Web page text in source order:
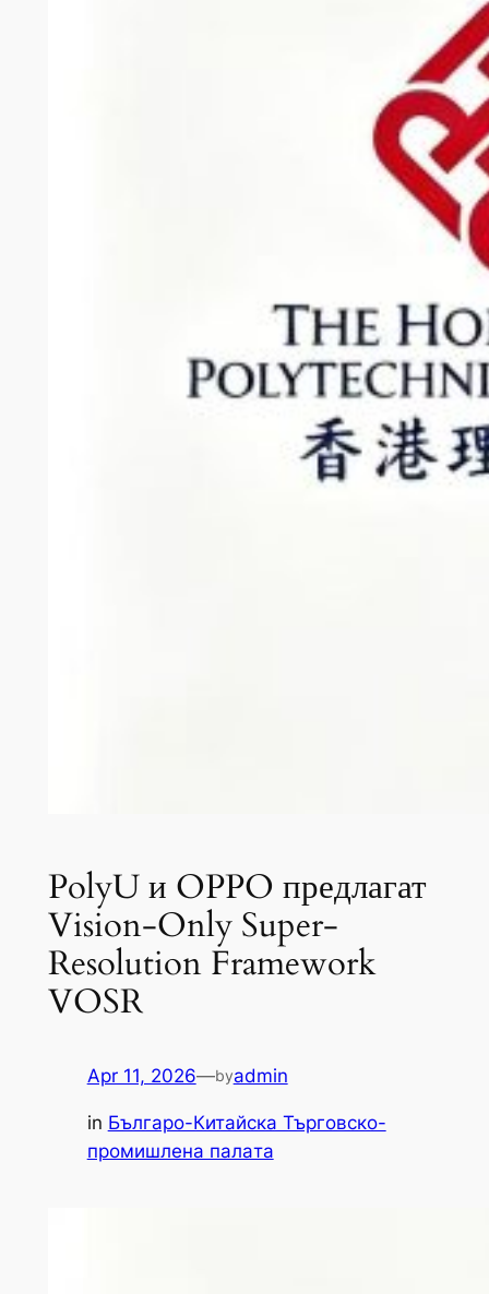
PolyU и OPPO предлагат
Vision-Only Super-
Resolution Framework
VOSR
Apr 11, 2026—byadmin
in Българо-Китайска Търговско-
промишлена палaта